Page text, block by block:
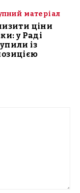
матеріал
ціни
у Раді
із